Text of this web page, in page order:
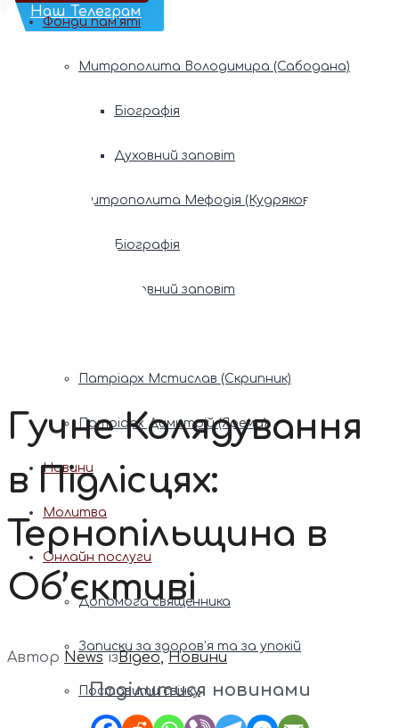
Наш Телеграм
Фонди пам’яті
Митрополита Володимира (Сабодана)
Біографія
Духовний заповіт
Митрополита Мефодія (Кудрякова)
Біографія
Духовний заповіт
Патріарх Мстислав (Скрипник)
Патріарх Димитрій (Ярема)
Новини
Молитва
Онлайн послуги
Допомога священника
Записки за здоров’я та за упокій
Поставити свічку
Гучне Колядування
в Підлісцях:
Тернопільщина в
Об’єктиві
Автор News ізВідео,Новини
Поділитися новинами